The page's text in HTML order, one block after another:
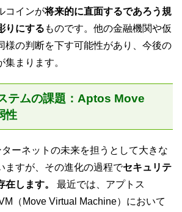
コインが将来的に直面するであろう規
りにする ものです。他の金融機関や仮
様の判断を下す可能性があり、今後の
まります。
テムの課題：Aptos Move
性
ーネットの未来を担うとして大きな
ますが、その進化の過程でセキュリテ
在します。
最近では、アプトス
（Move Virtual Machine）において